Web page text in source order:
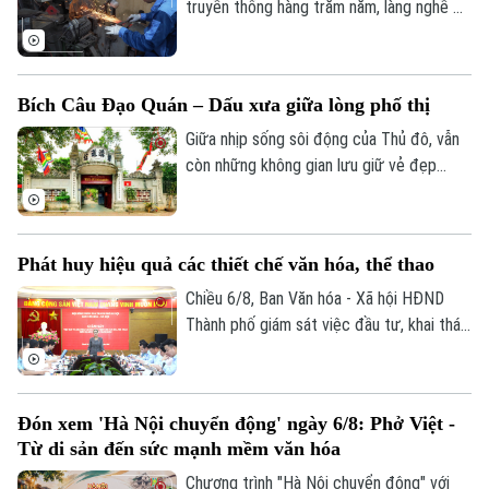
Thị trường
Hướng nghiệp
Làng nghề
Y tế
Dinh dưỡng
Tư vấn sức khỏe
Thể thao
Bóng đá
Quần vợt
Golf
Giải trí
Tin tức
Điện ảnh
Thời trang
Âm nhạc
Đã phát sóng
nhưng là nơi đam mê được nuôi dưỡng
truyền thống hàng trăm năm, làng nghề Đa
việc sản xuất các loại vũ khí thô sơ, dao
có tính sát thương cao.
Bích Câu Đạo Quán – Dấu xưa giữa lòng phố thị
Giữa nhịp sống sôi động của Thủ đô, vẫn
còn những không gian lưu giữ vẻ đẹp
điểm dừng chân để người dân và du
khách tìm về sự bình yên giữa phố
phường.
Phát huy hiệu quả các thiết chế văn hóa, thể thao
Chiều 6/8, Ban Văn hóa - Xã hội HĐND
Thành phố giám sát việc đầu tư, khai thác
Đón xem 'Hà Nội chuyển động' ngày 6/8: Phở Việt -
Từ di sản đến sức mạnh mềm văn hóa
Chương trình "Hà Nội chuyển động" với